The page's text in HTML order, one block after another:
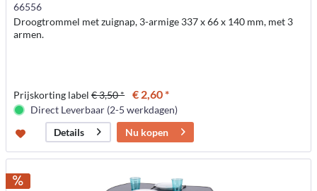
66556
Droogtrommel met zuignap, 3-armige 337 x 66 x 140 mm, met 3
armen.
Prijskorting label€ 3,50 * € 2,60 *
Direct Leverbaar (2-5 werkdagen)
Details
Nu kopen